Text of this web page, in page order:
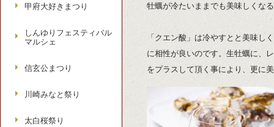
牡蠣が冷たいままでも美味しくな
「クエン酸」は冷やすとと美味し
に相性が良いのです。生牡蠣に、
をプラスして頂く事により、更に
甲府大好きまつり
しんゆりフェスティバル
マルシェ
信玄公まつり
川崎みなと祭り
太白桜祭り